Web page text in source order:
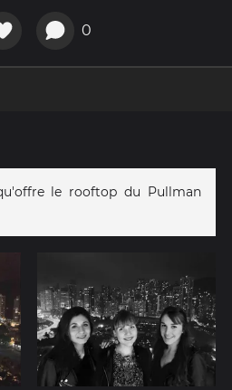
0
le rooftop du Pullman